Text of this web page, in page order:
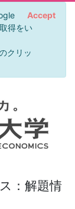
得をい
クリッ
Accept
：解題情